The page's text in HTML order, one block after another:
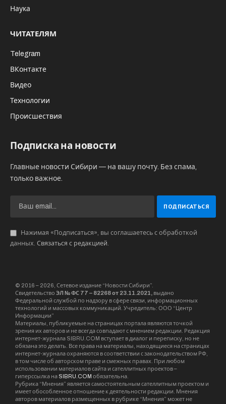
Наука
ЧИТАТЕЛЯМ
Telegram
ВКонтакте
Видео
Технологии
Происшествия
Подписка на новости
Главные новости Сибири — на вашу почту. Без спама,
только важное.
Нажимая «Подписаться», вы соглашаетесь с обработкой
данных. Связаться с редакцией
© 2016 – 2026, Сетевое издание “Новости Сибири”.
Свидетельство ЭЛ № ФС 77 – 82268 от 23.11.2021, выдано
Федеральной службой по надзору в сфере связи, информационных
технологий и массовых коммуникаций. Учредитель: ООО “Центр
Информации”
Материалы, публикуемые на страницах портала являются точкой
зрения их авторов и не всегда совпадают с мнением редакции. Редакция
интернет-журнала SIBRU.COM вступает в диалог и переписку, но не
обязана это делать. Все права на материалы, находящиеся на страницах
интернет-журнала охраняются в соответствии с законодательством РФ,
в том числе об авторском праве и смежных правах. При любом
использовании материалов сайта и сателлитных проектов –
гиперссылка на SIBRU.COM обязательна.
Рубрика “Мнения” является самостоятельным сателлитным проектом и
имеет обособленное отношение к деятельности редакции. Мнения
авторов материалов размещенных в рубрике “Мнения” может не